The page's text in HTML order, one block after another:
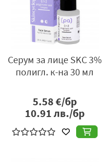
Серум за лице SKC 3%
полигл. к-на 30 мл
5.58€/бр
10.91лв./бр